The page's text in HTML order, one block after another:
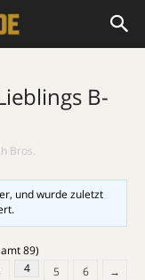
B-
Bros.
und wurde zuletzt
89)
4 5 6 →